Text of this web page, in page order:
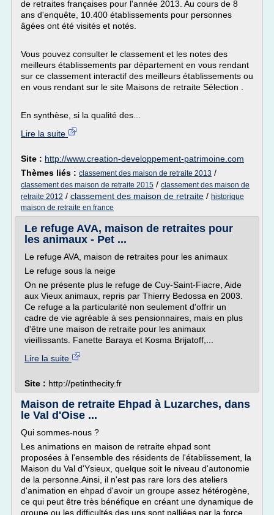
de retraites françaises pour l'année 2013. Au cours de 8
ans d'enquête, 10.400 établissements pour personnes
âgées ont été visités et notés.
Vous pouvez consulter le classement et les notes des
meilleurs établissements par département en vous rendant
sur ce classement interactif des meilleurs établissements ou
en vous rendant sur le site Maisons de retraite Sélection .
En synthèse, si la qualité des...
Lire la suite
Site : http://www.creation-developpement-patrimoine.com
Thèmes liés : classement des maison de retraite 2013 /
classement des maison de retraite 2015 / classement des maison de
retraite 2012 / classement des maison de retraite / historique
maison de retraite en france
Le refuge AVA, maison de retraites pour
les animaux - Pet ...
Le refuge AVA, maison de retraites pour les animaux
Le refuge sous la neige
On ne présente plus le refuge de Cuy-Saint-Fiacre, Aide
aux Vieux animaux, repris par Thierry Bedossa en 2003.
Ce refuge a la particularité non seulement d'offrir un
cadre de vie agréable à ses pensionnaires, mais en plus
d'être une maison de retraite pour les animaux
vieillissants. Fanette Baraya et Kosma Brijatoff,...
Lire la suite
Site : http://petinthecity.fr
Maison de retraite Ehpad à Luzarches, dans
le Val d'Oise ...
Qui sommes-nous ?
Les animations en maison de retraite ehpad sont
proposées à l'ensemble des résidents de l'établissement, la
Maison du Val d'Ysieux, quelque soit le niveau d'autonomie
de la personne.Ainsi, il n'est pas rare lors des ateliers
d'animation en ehpad d'avoir un groupe assez hétérogène,
ce qui peut être très bénéfique en créant une dynamique de
groupe ou les difficultés des uns sont palliées par la force